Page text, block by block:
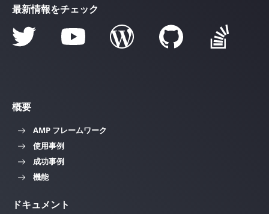
最新情報をチェック
概要
AMP フレームワーク
使用事例
成功事例
機能
ドキュメント